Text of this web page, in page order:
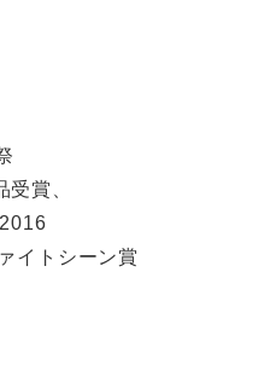
賞、
イトシーン賞